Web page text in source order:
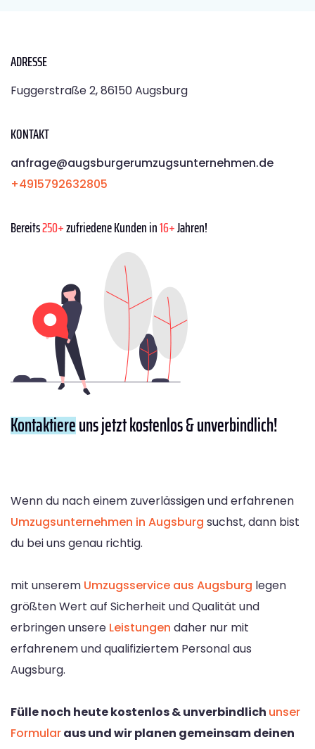
ADRESSE
Fuggerstraße 2, 86150 Augsburg
KONTAKT
anfrage@augsburgerumzugsunternehmen.de
+4915792632805
Bereits250+zufriedene Kunden in16+Jahren!
Kontaktiereuns jetzt kostenlos & unverbindlich!
Wenn du nach einem zuverlässigen und erfahrenen
Umzugsunternehmen in Augsburg suchst, dann bist
du bei uns genau richtig.
mit unserem Umzugsservice aus Augsburg legen
größten Wert auf Sicherheit und Qualität und
erbringen unsere Leistungen daher nur mit
erfahrenem und qualifiziertem Personal aus
Augsburg.
Fülle noch heute kostenlos & unverbindlich unser
Formularaus und wir planen gemeinsam deinen